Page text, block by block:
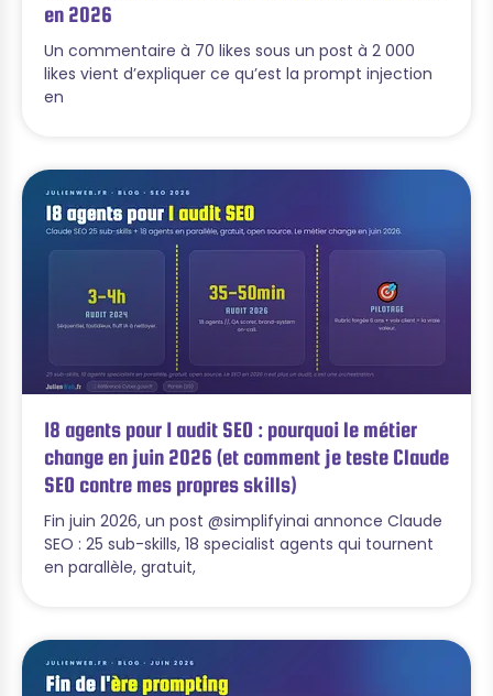
en 2026
Un commentaire à 70 likes sous un post à 2 000
likes vient d’expliquer ce qu’est la prompt injection
en
18 agents pour 1 audit SEO : pourquoi le métier
change en juin 2026 (et comment je teste Claude
SEO contre mes propres skills)
Fin juin 2026, un post @simplifyinai annonce Claude
SEO : 25 sub-skills, 18 specialist agents qui tournent
en parallèle, gratuit,